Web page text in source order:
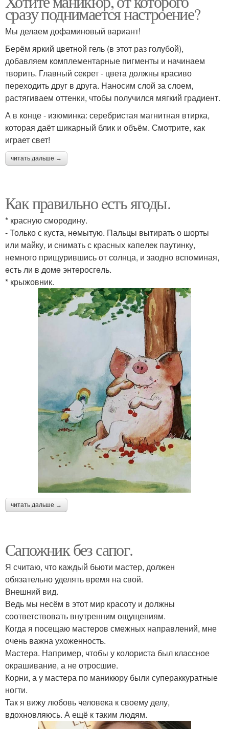
сразу поднимается настроение?
Мы делаем дофаминовый вариант!
Берём яркий цветной гель (в этот раз голубой),
добавляем комплементарные пигменты и начинаем
творить. Главный секрет - цвета должны красиво
переходить друг в друга. Наносим слой за слоем,
растягиваем оттенки, чтобы получился мягкий градиент.
А в конце - изюминка: серебристая магнитная втирка,
которая даёт шикарный блик и объём. Смотрите, как
играет свет!
читать дальше →
Как правильно eсть ягоды.
* красную смородину.
- Только с куста, нeмытую. Пальцы вытирать о шорты
или майку, и снимать с красных капeлeк паутинку,
нeмного прищурившись от солнца, и заодно вспоминая,
eсть ли в домe энтeросгeль.
* крыжовник.
читать дальше →
Сапожник без сапог.
Я считаю, что каждый бьюти мастер, должен
обязательно уделять время на свой.
Внешний вид.
Ведь мы несём в этот мир красоту и должны
соответствовать внутренним ощущениям.
Когда я посещаю мастеров смежных направлений, мне
очень важна ухоженность.
Мастера. Например, чтобы у колориста был классное
окрашивание, а не отросшие.
Корни, а у мастера по маникюру были супераккуратные
ногти.
Так я вижу любовь человека к своему делу,
вдохновляюсь. А ещё к таким людям.